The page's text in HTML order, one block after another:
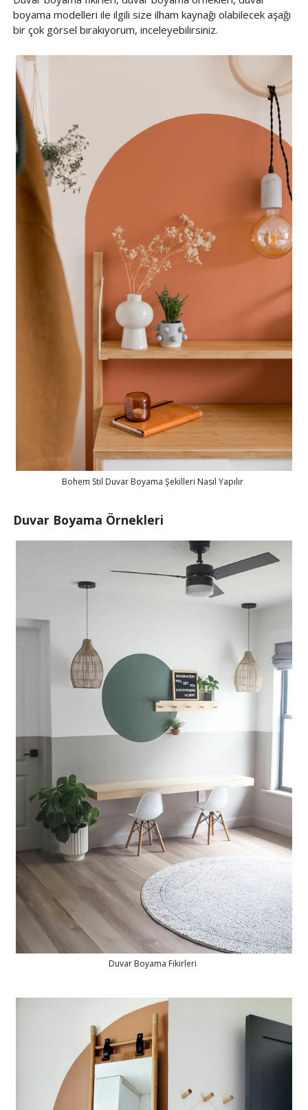
boyama modelleri ile ilgili size ilham kaynağı olabilecek aşağı
bir çok görsel bırakıyorum, inceleyebilirsiniz.
Bohem Stil Duvar Boyama Şekilleri Nasıl Yapılır
Duvar Boyama Örnekleri
Duvar Boyama Fikirleri